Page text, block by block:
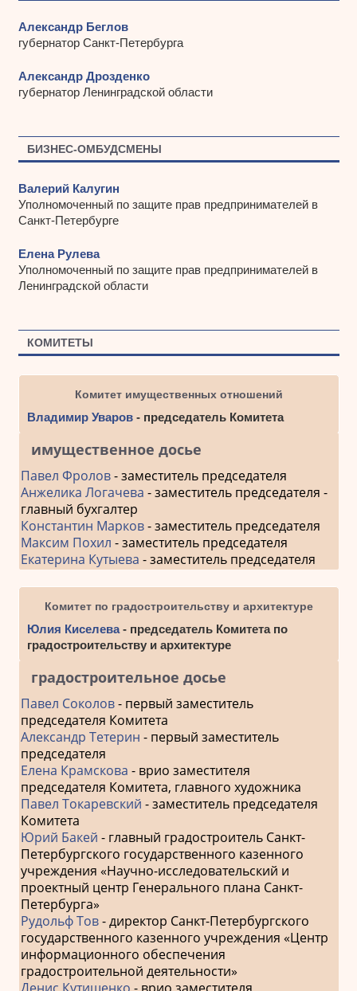
Александр Беглов
губернатор Санкт-Петербурга
Александр Дрозденко
губернатор Ленинградской области
БИЗНЕС-ОМБУДСМЕНЫ
Валерий Калугин
Уполномоченный по защите прав предпринимателей в
Санкт-Петербурге
Елена Рулева
Уполномоченный по защите прав предпринимателей в
Ленинградской области
КОМИТЕТЫ
Комитет имущественных отношений
Владимир Уваров- председатель Комитета
имущественное досье
Павел Фролов- заместитель председателя
Анжелика Логачева - заместитель председателя -
главный бухгалтер
Константин Марков- заместитель председателя
Максим Похил - заместитель председателя
Екатерина Кутыева - заместитель председателя
Комитет по градостроительству и архитектуре
Юлия Киселева- председатель Комитета по
градостроительству и архитектуре
градостроительное досье
Павел Соколов- первый заместитель
председателя Комитета
Александр Тетерин - первый заместитель
председателя
Елена Крамскова - врио заместителя
председателя Комитета, главного художника
Павел Токаревский - заместитель председателя
Комитета
Юрий Бакей - главный градостроитель Санкт-
Петербургского государственного казенного
учреждения «Научно-исследовательский и
проектный центр Генерального плана Санкт-
Петербурга»
Рудольф Тов- директор Санкт-Петербургского
государственного казенного учреждения «Центр
информационного обеспечения
градостроительной деятельности»